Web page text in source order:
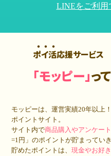
LINEをご利用
ポイ活応援サービス
「モッピー」っ
モッピーは、運営実績20年以上
ポイントサイト。
サイト内で商品購入やアンケー
=1円」のポイントが貯まっていき
貯めたポイントは、現金やお好